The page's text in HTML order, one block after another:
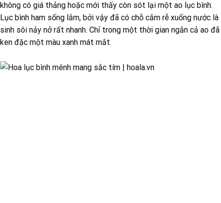
không có giá thảng hoặc mới thấy còn sót lại một ao lục bình.
Lục bình ham sống lắm, bởi vậy đã có chỗ cắm rễ xuống nước là
sinh sôi nảy nở rất nhanh. Chỉ trong một thời gian ngắn cả ao đã
ken đặc một màu xanh mát mắt.